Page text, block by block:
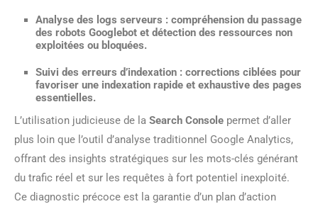
Analyse des logs serveurs : compréhension du passage
des robots Googlebot et détection des ressources non
exploitées ou bloquées.
Suivi des erreurs d’indexation : corrections ciblées pour
favoriser une indexation rapide et exhaustive des pages
essentielles.
L’utilisation judicieuse de la Search Console permet d’aller
plus loin que l’outil d’analyse traditionnel Google Analytics,
offrant des insights stratégiques sur les mots-clés générant
du trafic réel et sur les requêtes à fort potentiel inexploité.
Ce diagnostic précoce est la garantie d’un plan d’action